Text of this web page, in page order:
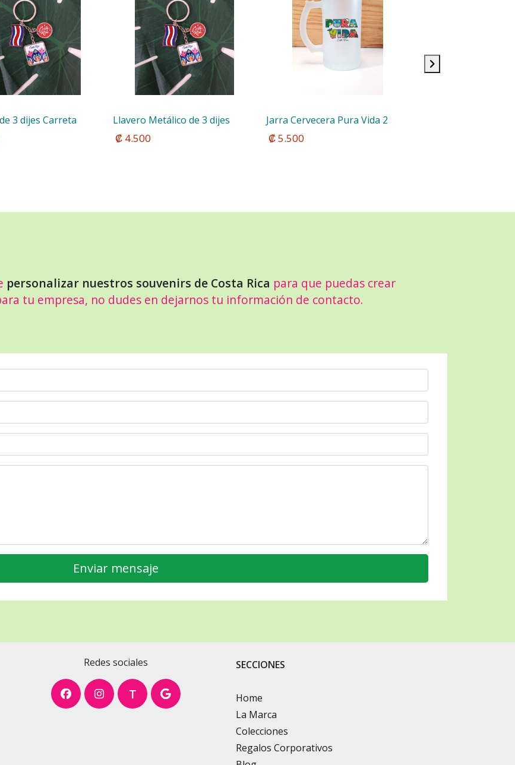
3 dijes Carreta Llavero Metálico de 3 dijes
₡ 4.500
Jarra Cervecera Pura Vida 2
₡ 5.500
personalizar nuestros souvenirs de Costa Rica para que puedas crear
tu empresa, no dudes en dejarnos tu información de contacto.
Redes sociales
T
SECCIONES
Home
La Marca
Colecciones
Regalos Corporativos